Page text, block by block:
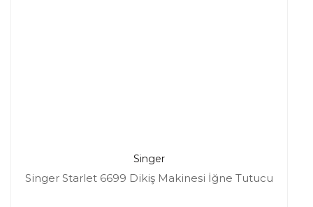
Singer
Singer Starlet 6699 Dikiş Makinesi İğne Tutucu